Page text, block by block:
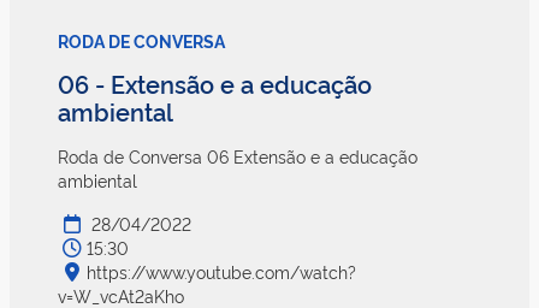
RODA DE CONVERSA
06 - Extensão e a educação
ambiental
Roda de Conversa 06 Extensão e a educação
ambiental
28/04/2022
15:30
https://www.youtube.com/watch?
v=W_vcAt2aKho